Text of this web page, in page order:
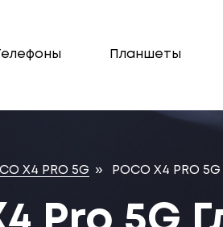
Планшеты
X4 PRO 5G » POCO X4 PRO